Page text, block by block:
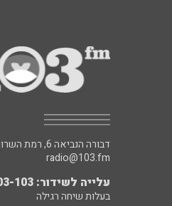
דבורה הנביאה 6, רמת השרון
radio@103.fm
עלייה לשידור: 0552-103-103
בעלות שיחה רגילה